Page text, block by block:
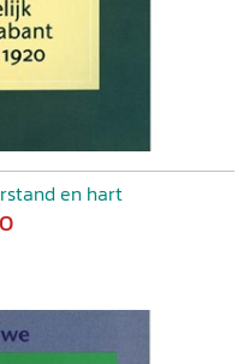
en hart